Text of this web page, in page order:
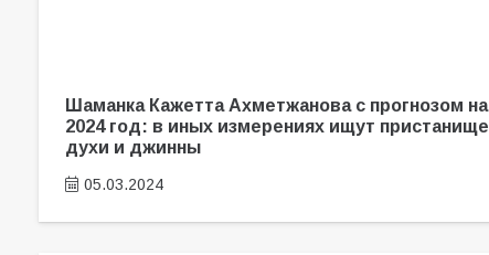
Шаманка Кажетта Ахметжанова с прогнозом на
2024 год: в иных измерениях ищут пристанище
духи и джинны
05.03.2024